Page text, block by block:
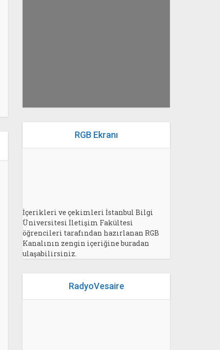
RGB Ekranı
İçerikleri ve çekimleri İstanbul Bilgi
Üniversitesi İletişim Fakültesi
öğrencileri tarafından hazırlanan RGB
Kanalının zengin içeriğine buradan
ulaşabilirsiniz.
RadyoVesaire